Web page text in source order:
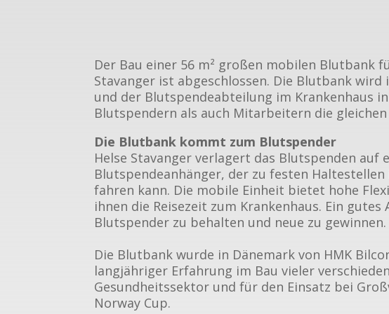
Der Bau einer 56 m² großen mobilen Blutbank
Stavanger ist abgeschlossen. Die Blutbank
und der Blutspendeabteilung im Krankenhaus
Blutspendern als auch Mitarbeitern die
Die Blutbank kommt zum Blutspender
Helse Stavanger verlagert das Blutspenden auf
Blutspendeanhänger, der zu festen
fahren kann. Die mobile Einheit bietet hohe
ihnen die Reisezeit zum Krankenhaus. Ein
Blutspender zu behalten und neue zu gewinnen.
Die Blutbank wurde in Dänemark von HMK
langjähriger Erfahrung im Bau vieler
Gesundheitssektor und für den Einsatz bei
Norway Cup.